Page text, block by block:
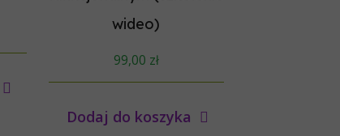
wideo)
99,00 zł
Dodaj do koszyka